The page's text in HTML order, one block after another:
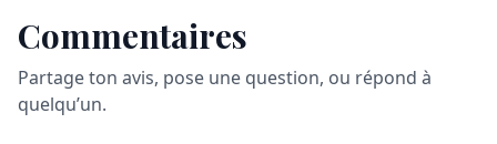
Commentaires
Partage ton avis, pose une question, ou répond à
quelqu’un.